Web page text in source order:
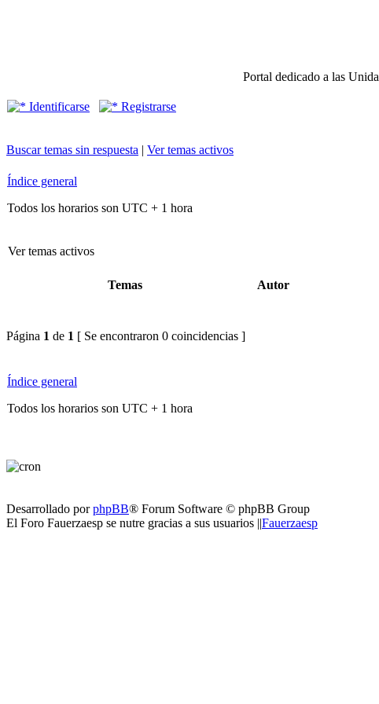
Portal dedicado a las
Identificarse
Registrarse
Buscar temas sin respuesta | Ver temas activos
Índice general
Todos los horarios son UTC + 1 hora
Ver temas activos
Temas Autor
Página 1 de 1 [ Se encontraron 0 coincidencias ]
Índice general
Todos los horarios son UTC + 1 hora
Desarrollado porphpBB® Forum Software © phpBB Group
El Foro Fauerzaesp se nutre gracias a sus usuarios ||Fauerzaesp